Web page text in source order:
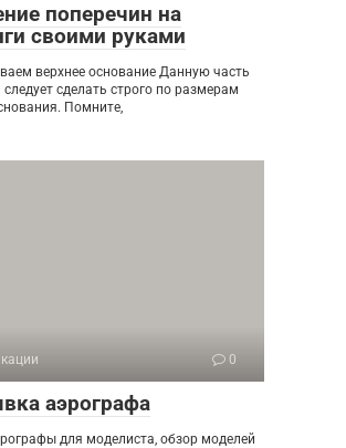
поперечин на
своими руками
верхнее основание Данную часть
сделать строго по размерам
Помните,
0
аэрографа
для моделиста, обзор моделей